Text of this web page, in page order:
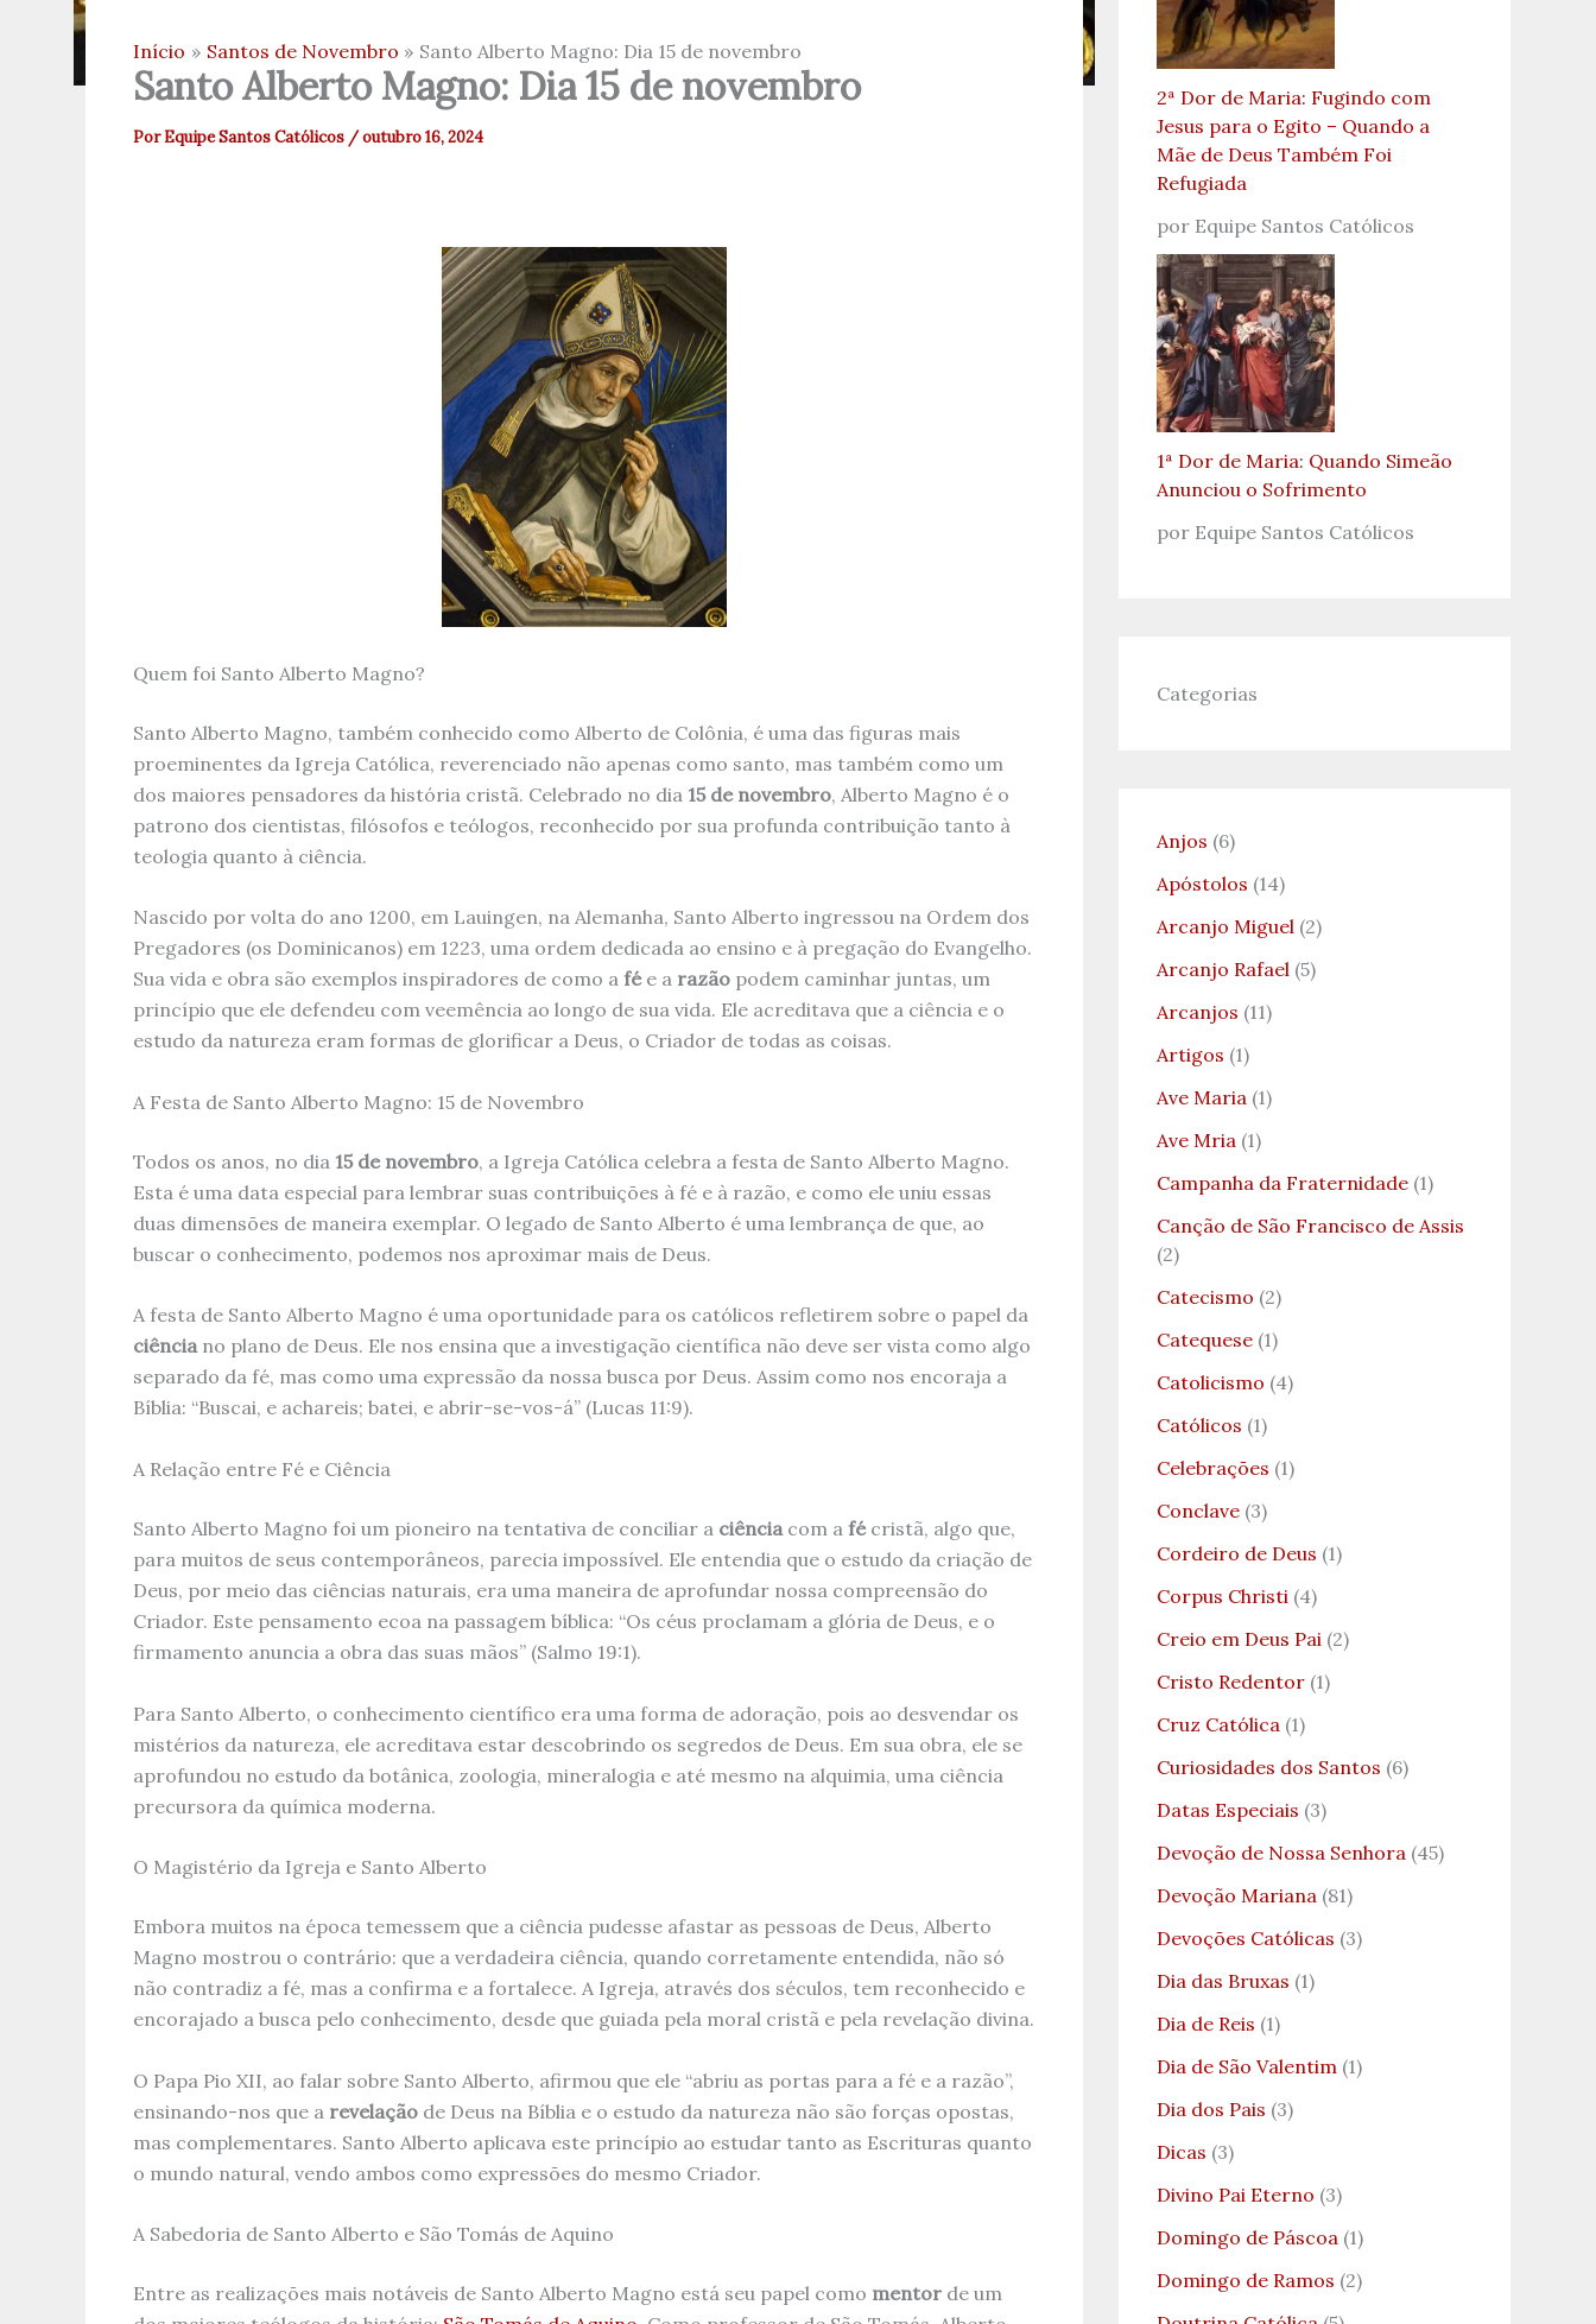
Início Santos de Novembro Santo Alberto Magno: Dia 15 de novembro
Santo Alberto Magno: Dia 15 de novembro
PorEquipe Santos Católicos /outubro 16, 2024
Quem foi Santo Alberto Magno?
Santo Alberto Magno, também conhecido como Alberto de Colônia, é uma das figuras mais
proeminentes da Igreja Católica, reverenciado não apenas como santo, mas também como um
dos maiores pensadores da história cristã. Celebrado no dia 15 de novembro, Alberto Magno é o
patrono dos cientistas, filósofos e teólogos, reconhecido por sua profunda contribuição tanto à
teologia quanto à ciência.
Nascido por volta do ano 1200, em Lauingen, na Alemanha, Santo Alberto ingressou na Ordem dos
Pregadores (os Dominicanos) em 1223, uma ordem dedicada ao ensino e à pregação do Evangelho.
Sua vida e obra são exemplos inspiradores de como a fée a razão podem caminhar juntas, um
princípio que ele defendeu com veemência ao longo de sua vida. Ele acreditava que a ciência e o
estudo da natureza eram formas de glorificar a Deus, o Criador de todas as coisas.
A Festa de Santo Alberto Magno: 15 de Novembro
Todos os anos, no dia 15 de novembro, a Igreja Católica celebra a festa de Santo Alberto Magno.
Esta é uma data especial para lembrar suas contribuições à fé e à razão, e como ele uniu essas
duas dimensões de maneira exemplar. O legado de Santo Alberto é uma lembrança de que, ao
buscar o conhecimento, podemos nos aproximar mais de Deus.
A festa de Santo Alberto Magno é uma oportunidade para os católicos refletirem sobre o papel da
ciênciano plano de Deus. Ele nos ensina que a investigação científica não deve ser vista como algo
separado da fé, mas como uma expressão da nossa busca por Deus. Assim como nos encoraja a
Bíblia: “Buscai, e achareis; batei, e abrir-se-vos-á” (Lucas 11:9).
A Relação entre Fé e Ciência
Santo Alberto Magno foi um pioneiro na tentativa de conciliar a ciência com a fécristã, algo que,
para muitos de seus contemporâneos, parecia impossível. Ele entendia que o estudo da criação de
Deus, por meio das ciências naturais, era uma maneira de aprofundar nossa compreensão do
Criador. Este pensamento ecoa na passagem bíblica: “Os céus proclamam a glória de Deus, e o
firmamento anuncia a obra das suas mãos” (Salmo 19:1).
Para Santo Alberto, o conhecimento científico era uma forma de adoração, pois ao desvendar os
mistérios da natureza, ele acreditava estar descobrindo os segredos de Deus. Em sua obra, ele se
aprofundou no estudo da botânica, zoologia, mineralogia e até mesmo na alquimia, uma ciência
precursora da química moderna.
O Magistério da Igreja e Santo Alberto
Embora muitos na época temessem que a ciência pudesse afastar as pessoas de Deus, Alberto
Magno mostrou o contrário: que a verdadeira ciência, quando corretamente entendida, não só
não contradiz a fé, mas a confirma e a fortalece. A Igreja, através dos séculos, tem reconhecido e
encorajado a busca pelo conhecimento, desde que guiada pela moral cristã e pela revelação divina.
O Papa Pio XII, ao falar sobre Santo Alberto, afirmou que ele “abriu as portas para a fé e a razão”,
ensinando-nos que a revelação de Deus na Bíblia e o estudo da natureza não são forças opostas,
mas complementares. Santo Alberto aplicava este princípio ao estudar tanto as Escrituras quanto
o mundo natural, vendo ambos como expressões do mesmo Criador.
A Sabedoria de Santo Alberto e São Tomás de Aquino
Entre as realizações mais notáveis de Santo Alberto Magno está seu papel como mentor de um
2ª Dor de Maria: Fugindo com
Jesus para o Egito – Quando a
Mãe de Deus Também Foi
Refugiada
por Equipe Santos Católicos
1ª Dor de Maria: Quando Simeão
Anunciou o Sofrimento
por Equipe Santos Católicos
Categorias
Anjos (6)
Apóstolos (14)
Arcanjo Miguel (2)
Arcanjo Rafael (5)
Arcanjos (11)
Artigos (1)
Ave Maria (1)
Ave Mria (1)
Campanha da Fraternidade (1)
Canção de São Francisco de Assis
(2)
Catecismo (2)
Catequese (1)
Catolicismo (4)
Católicos (1)
Celebrações (1)
Conclave (3)
Cordeiro de Deus (1)
Corpus Christi (4)
Creio em Deus Pai (2)
Cristo Redentor (1)
Cruz Católica (1)
Curiosidades dos Santos (6)
Datas Especiais (3)
Devoção de Nossa Senhora (45)
Devoção Mariana (81)
Devoções Católicas (3)
Dia das Bruxas (1)
Dia de Reis (1)
Dia de São Valentim (1)
Dia dos Pais (3)
Dicas (3)
Divino Pai Eterno (3)
Domingo de Páscoa (1)
Domingo de Ramos (2)